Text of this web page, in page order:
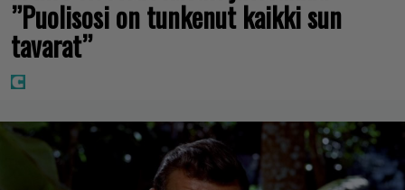
”Puolisosi on tunkenut kaikki sun
tavarat”